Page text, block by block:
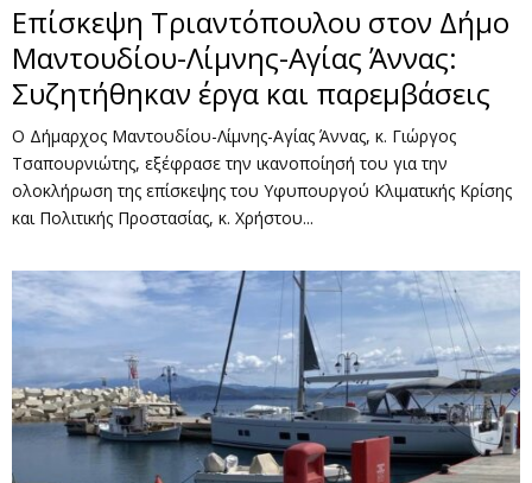
Επίσκεψη Τριαντόπουλου στον Δήμο
Μαντουδίου-Λίμνης-Αγίας Άννας:
Συζητήθηκαν έργα και παρεμβάσεις
Ο Δήμαρχος Μαντουδίου-Λίμνης-Αγίας Άννας, κ. Γιώργος
Τσαπουρνιώτης, εξέφρασε την ικανοποίησή του για την
ολοκλήρωση της επίσκεψης του Υφυπουργού Κλιματικής Κρίσης
και Πολιτικής Προστασίας, κ. Χρήστου...